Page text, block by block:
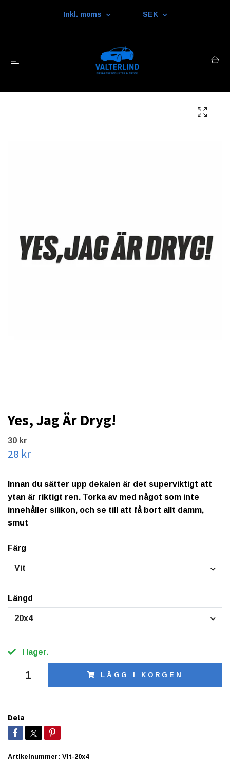
Inkl. moms SEK
Yes, Jag Är Dryg!
30 kr
28 kr
Innan du sätter upp dekalen är det superviktigt att
ytan är riktigt ren. Torka av med något som inte
innehåller silikon, och se till att få bort allt damm,
smut
Färg
Vit
Längd
20x4
I lager.
LÄGG I KORGEN
Dela
Artikelnummer: Vit-20x4